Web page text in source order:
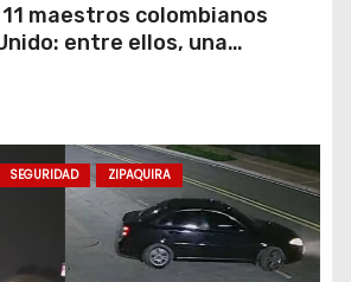
maestros colombianos
entre ellos, una
de Ubaté
SEGURIDAD ZIPAQUIRA